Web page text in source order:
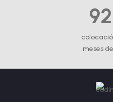
meses